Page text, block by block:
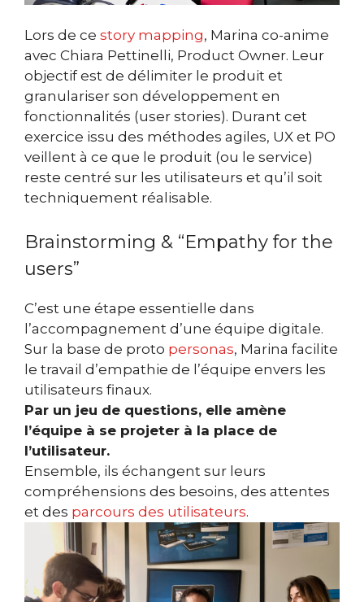
Lors de ce story mapping, Marina co-anime
avec Chiara Pettinelli, Product Owner. Leur
objectif est de délimiter le produit et
granulariser son développement en
fonctionnalités (user stories). Durant cet
exercice issu des méthodes agiles, UX et PO
veillent à ce que le produit (ou le service)
reste centré sur les utilisateurs et qu’il soit
techniquement réalisable.
Brainstorming & “Empathy for the
users”
C’est une étape essentielle dans
l’accompagnement d’une équipe digitale.
Sur la base de proto personas, Marina facilite
le travail d’empathie de l’équipe envers les
utilisateurs finaux.
Par un jeu de questions, elle amène
l’équipe à se projeter à la place de
l’utilisateur.
Ensemble, ils échangent sur leurs
compréhensions des besoins, des attentes
et des parcours des utilisateurs.